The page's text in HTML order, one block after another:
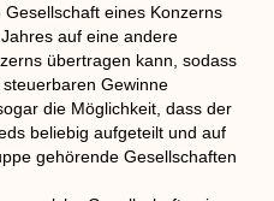
eines Konzerns
auf eine andere
übertragen kann, sodass
Gewinne
die Möglichkeit, dass der
beliebig aufgeteilt und auf
gehörende Gesellschaften